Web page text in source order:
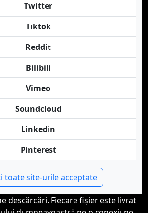
Twitter
Tiktok
Reddit
Bilibili
Vimeo
Soundcloud
Linkedin
Pinterest
toate site-urile acceptate
descărcări. Fiecare fișier este livrat